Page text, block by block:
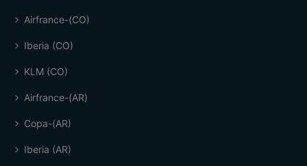
Airfrance-(CO)
Iberia (CO)
KLM (CO)
Airfrance-(AR)
Copa-(AR)
Iberia (AR)